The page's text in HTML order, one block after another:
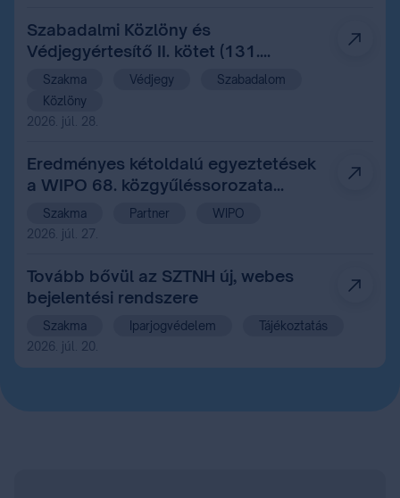
Szabadalmi Közlöny és
Védjegyértesítő II. kötet (131.
évfolyam 14. szám)
Szakma Védjegy
Szabadalom
Közlöny
2026. júl. 28.
Eredményes kétoldalú egyeztetések
a WIPO 68. közgyűléssorozata
margójan Genfben
Szakma Partner
WIPO
2026. júl. 27.
Tovább bővül az SZTNH új, webes
bejelentési rendszere
Szakma Iparjogvédelem
Tájékoztatás
2026. júl. 20.